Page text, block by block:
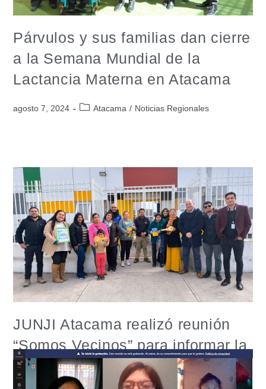
Párvulos y sus familias dan cierre
a la Semana Mundial de la
Lactancia Materna en Atacama
agosto 7, 2024 Atacama / Noticias Regionales
JUNJI Atacama realizó reunión
“Somos Vecinos” para informar la
reactivación de las obras del